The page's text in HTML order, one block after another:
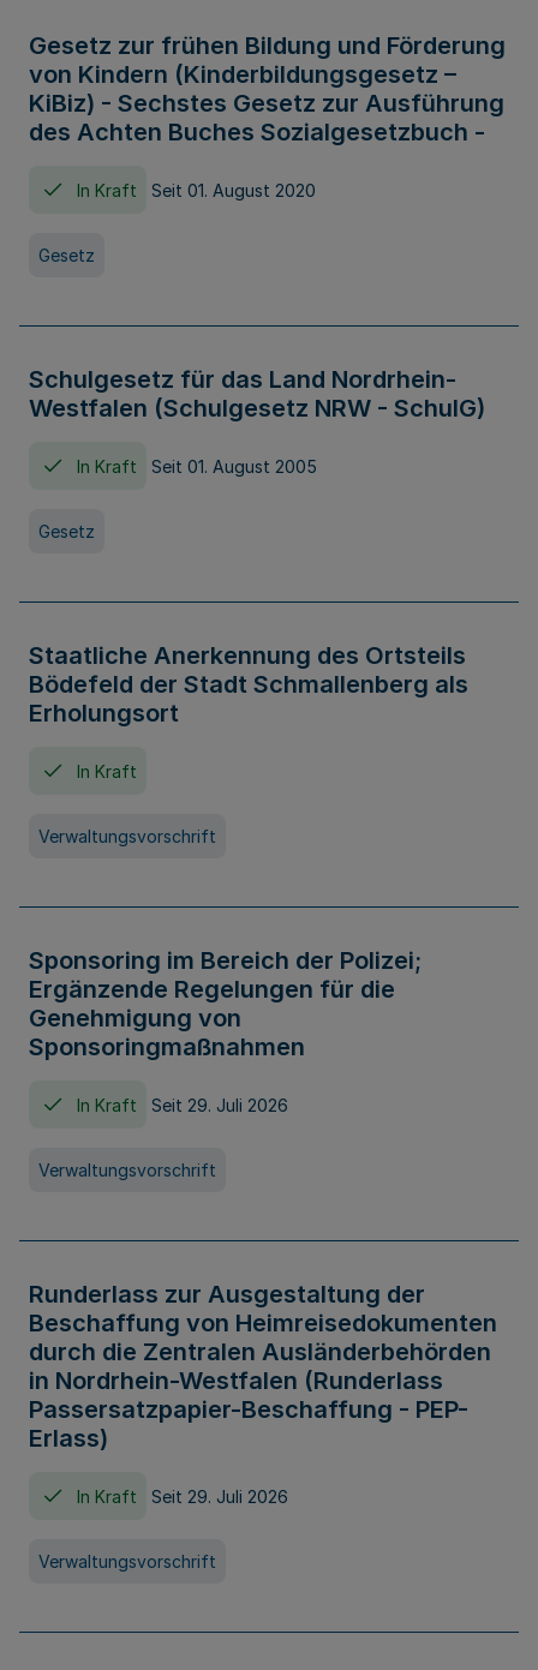
Gesetz zur frühen Bildung und Förderung
von Kindern (Kinderbildungsgesetz –
KiBiz) - Sechstes Gesetz zur Ausführung
des Achten Buches Sozialgesetzbuch -
In Kraft Seit 01. August 2020
Gesetz
Schulgesetz für das Land Nordrhein-
Westfalen (Schulgesetz NRW - SchulG)
In Kraft Seit 01. August 2005
Gesetz
Staatliche Anerkennung des Ortsteils
Bödefeld der Stadt Schmallenberg als
Erholungsort
In Kraft
Verwaltungsvorschrift
Sponsoring im Bereich der Polizei;
Ergänzende Regelungen für die
Genehmigung von
Sponsoringmaßnahmen
In Kraft Seit 29. Juli 2026
Verwaltungsvorschrift
Runderlass zur Ausgestaltung der
Beschaffung von Heimreisedokumenten
durch die Zentralen Ausländerbehörden
in Nordrhein-Westfalen (Runderlass
Passersatzpapier-Beschaffung - PEP-
Erlass)
In Kraft Seit 29. Juli 2026
Verwaltungsvorschrift